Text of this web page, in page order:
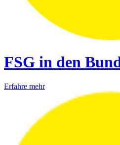
FSG in den
Erfahre mehr